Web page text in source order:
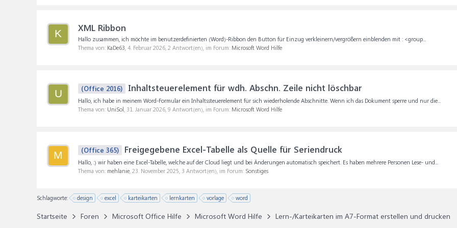
K XML Ribbon
Hallo zusammen, ich möchte im benutzerdefinierten (Word)-Ribbon den Button für Einzug verkleinern/vergrößern einblenden mit : <group...
Thema von: KaDe63, 4. Februar 2026, 2 Antwort(en), im Forum: Microsoft Word Hilfe
U (Office 2016) Inhaltsteuerelement für wdh. Abschn. Zeile nicht löschbar
Hallo, ich habe in meinem Word-Formular ein Inhaltssteuerelement für sich wiederholende Abschnitte. Wenn ich das Dokument sperre und nur die...
Thema von: UniSol, 31. Januar 2026, 9 Antwort(en), im Forum: Microsoft Word Hilfe
M (Office 365) Freigegebene Excel-Tabelle als Quelle für Seriendruck
Hallo, :) wir haben eine Excel-Tabelle, welche auf der Cloud liegt und bei Änderungen automatisch speichert. Es haben mehrere Personen Lese- und...
Thema von: mehlanie, 23. November 2025, 3 Antwort(en), im Forum: Sonstiges
Schlagworte: design excel karteikarten lernkarten vorlage word
Startseite Foren Microsoft Office Hilfe Microsoft Word Hilfe Lern-/Karteikarten im A7-Format erstellen und drucken